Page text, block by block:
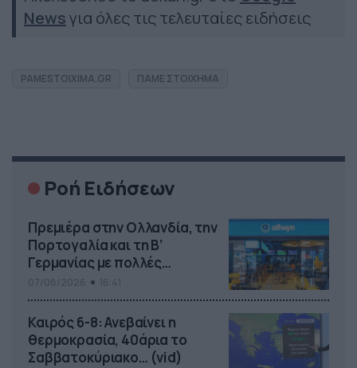
Newsγια όλες τις τελευταίες ειδήσεις
PAMESTOIXIMA.GR ΠΑΜΕ ΣΤΟΙΧΗΜΑ
Ροή Ειδήσεων
Πρεμιέρα στην Ολλανδία, την
Πορτογαλία και τη Β’
Γερμανίας με πολλές
στοιχηματικές επιλογές από
το ΠΑΜΕ ΣΤΟΙΧΗΜΑ
Καιρός 6-8: Ανεβαίνει η
θερμοκρασία, 40άρια το
Σαββατοκύριακο… (vid)